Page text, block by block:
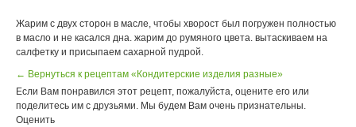
Жарим с двух сторон в масле, чтобы хворост был погружен полностью
в масло и не касался дна. жарим до румяного цвета. вытаскиваем на
салфетку и присыпаем сахарной пудрой.
← Вернуться к рецептам «Кондитерские изделия разные»
Если Вам понравился этот рецепт, пожалуйста, оцените его или
поделитесь им с друзьями. Мы будем Вам очень признательны.
Оценить